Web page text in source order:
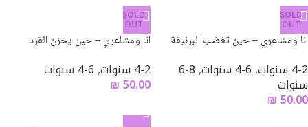
SOLD
OUT
انا ومشاعري – حين تغضب البرنيقة
4-2 سنوات ,6-4 سنوات ,
8-6
سنوات
₪50.00
SOLD
OUT
انا ومشاعري – حين يحزن القرد
4-2 سنوات ,6-4 سنوات
₪50.00